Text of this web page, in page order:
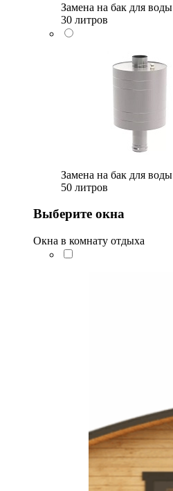
Замена на бак для воды
30 литров
Замена на бак для воды
50 литров
Выберите окна
Окна в комнату отдыха